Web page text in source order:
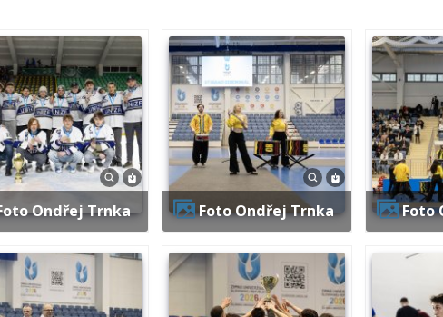
Foto Ondřej Trnka Foto Ondřej Trnka